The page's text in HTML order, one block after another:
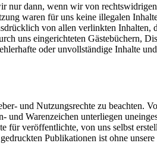
nur dann, wenn wir von
waren für uns keine illegalen
von allen verlinkten Inhalten,
uns eingerichteten Gästebüchern,
oder unvollständige Inhalte
und Nutzungsrechte zu beachten.
und Warenzeichen unterliegen
für veröffentlichte, von uns selbst
Publikationen ist ohne